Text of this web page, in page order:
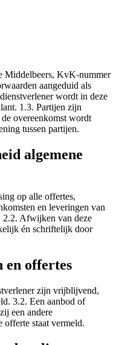
Middelbeers, KvK-nummer
aangeduid als
wordt in deze
1.3. Partijen zijn
overeenkomst wordt
tussen partijen.
algemene
op alle offertes,
en leveringen van
2.2. Afwijken van deze
én schriftelijk door
en offertes
zijn vrijblijvend,
3.2. Een aanbod of
een andere
offerte staat vermeld.